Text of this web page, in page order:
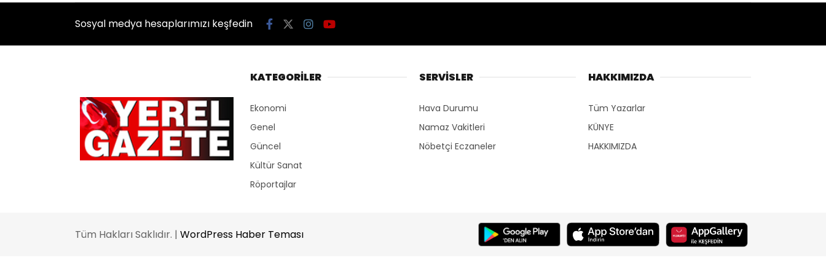
Sosyal medya hesaplarımızı keşfedin
KATEGORİLER
Ekonomi
Genel
Güncel
Kültür Sanat
Röportajlar
SERVİSLER
Hava Durumu
Namaz Vakitleri
Nöbetçi Eczaneler
HAKKIMIZDA
Tüm Yazarlar
KÜNYE
HAKKIMIZDA
Tüm Hakları Saklıdır. | WordPress Haber Teması